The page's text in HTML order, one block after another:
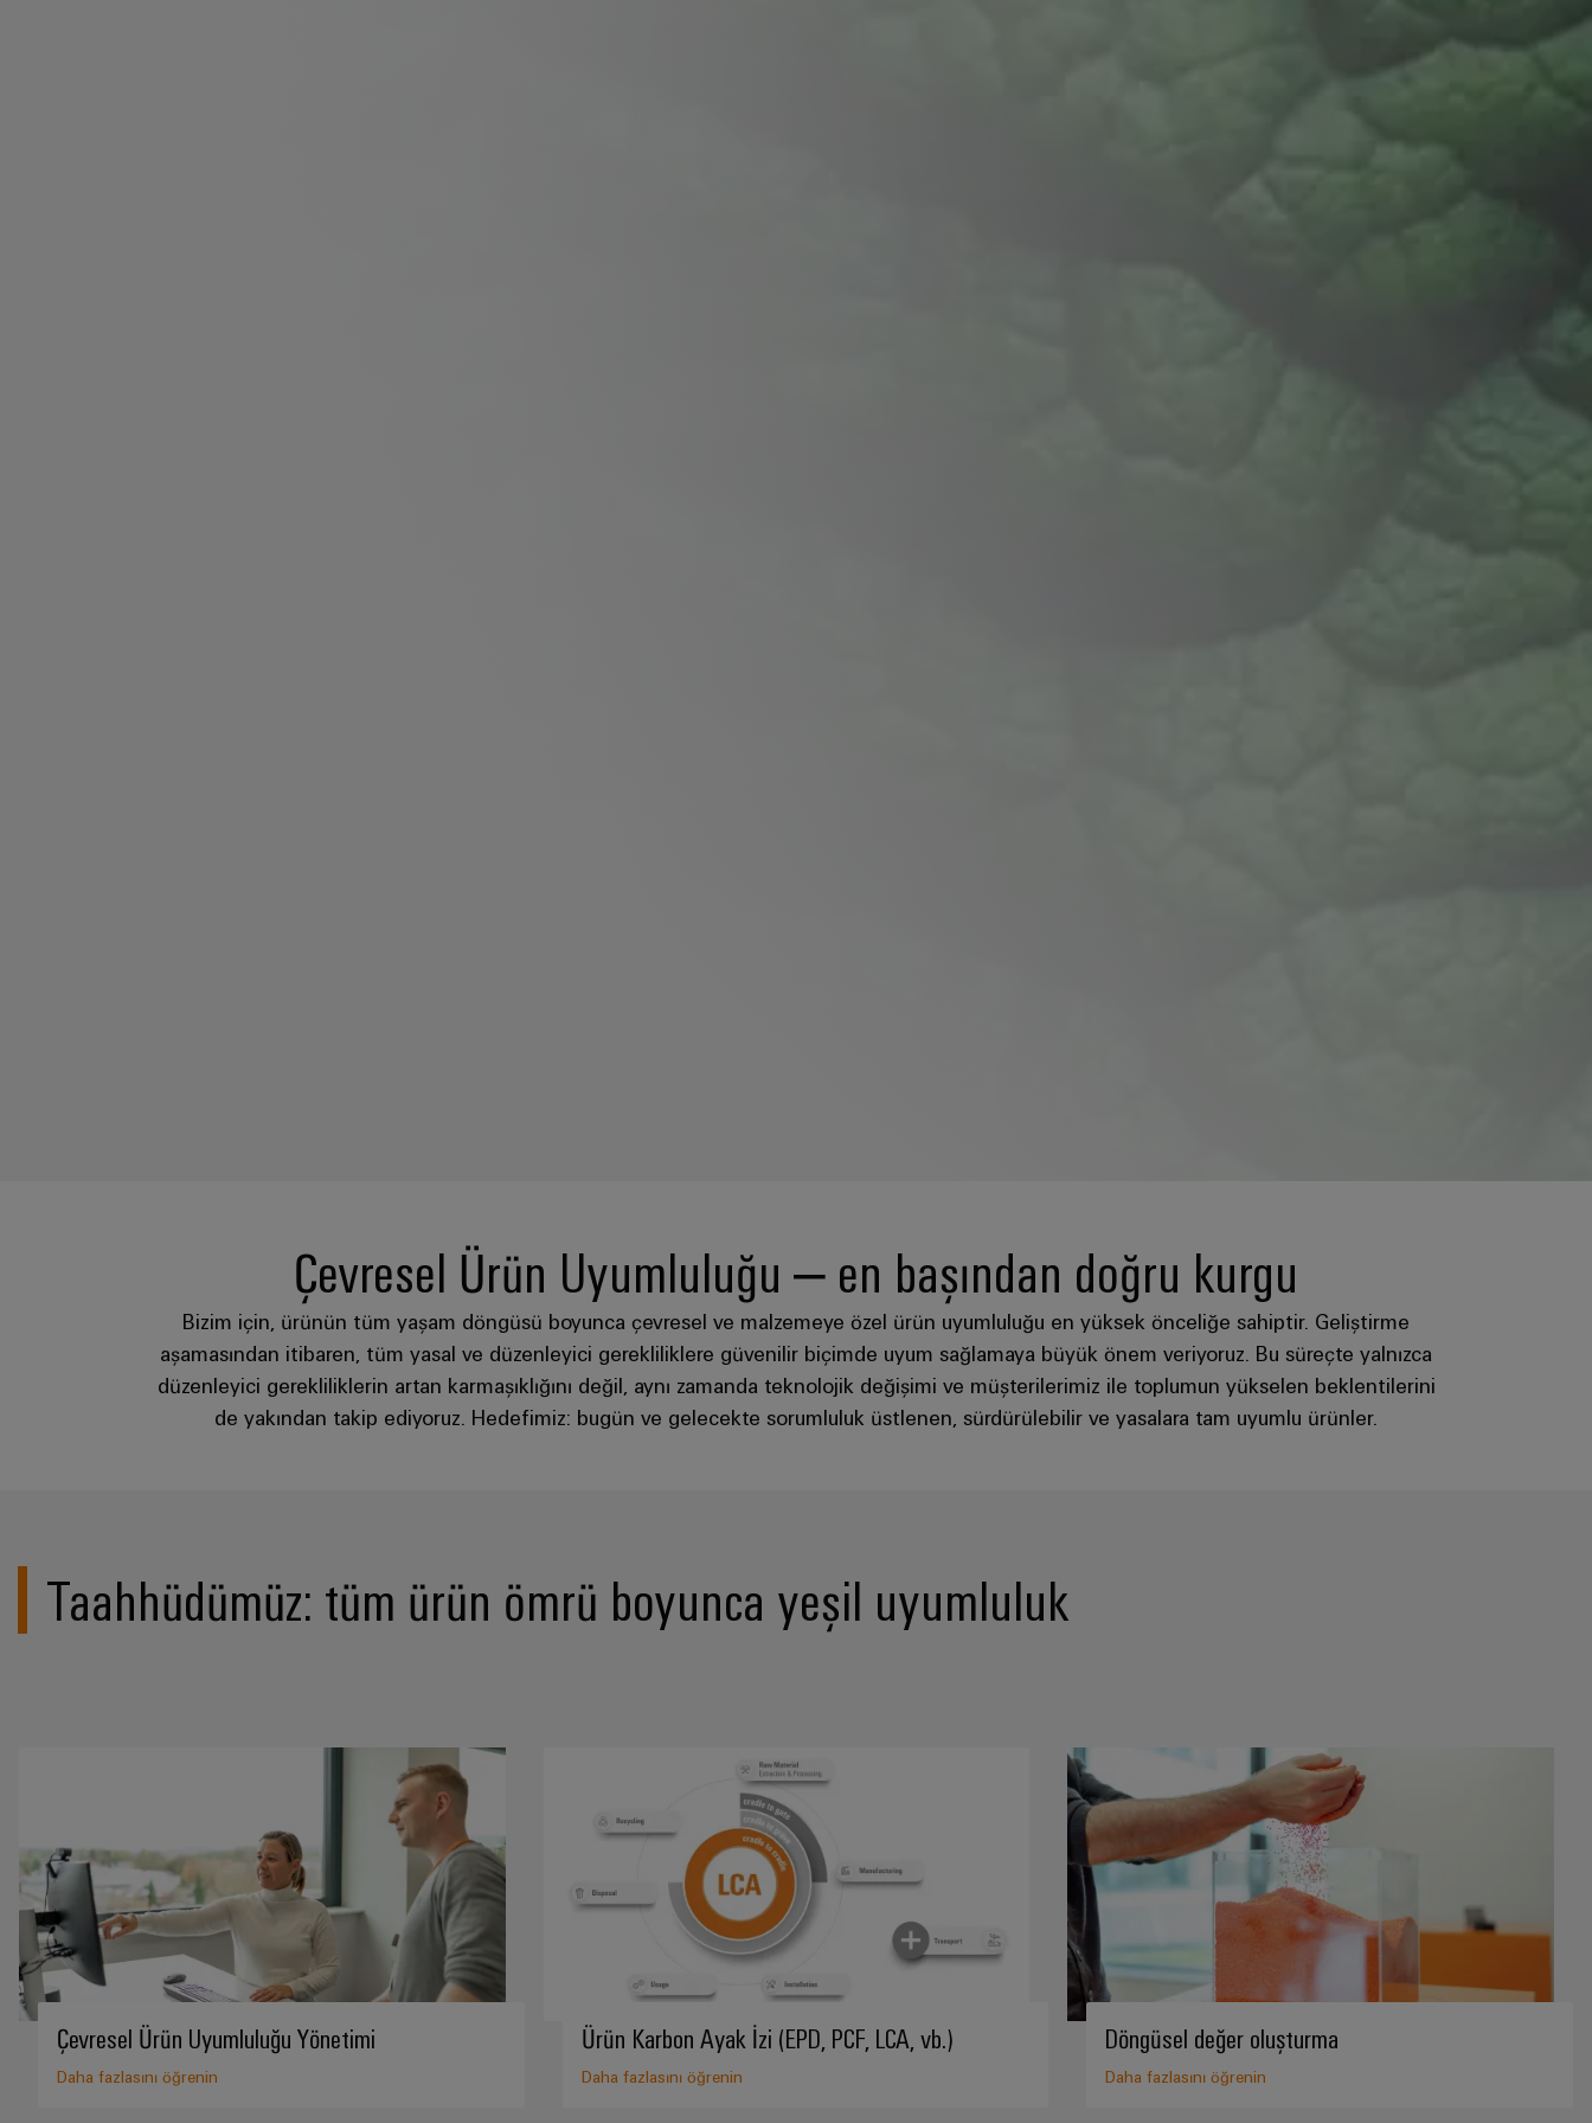
Çevresel Ürün Uyumluluğu – en başından doğru kurgu
Bizim için, ürünün tüm yaşam döngüsü boyunca çevresel ve malzemeye özel ürün uyumluluğu en yüksek önceliğe sahiptir. Geliştirme
aşamasından itibaren, tüm yasal ve düzenleyici gerekliliklere güvenilir biçimde uyum sağlamaya büyük önem veriyoruz. Bu süreçte yalnızca
düzenleyici gerekliliklerin artan karmaşıklığını değil, aynı zamanda teknolojik değişimi ve müşterilerimiz ile toplumun yükselen beklentilerini
de yakından takip ediyoruz. Hedefimiz: bugün ve gelecekte sorumluluk üstlenen, sürdürülebilir ve yasalara tam uyumlu ürünler.
Taahhüdümüz: tüm ürün ömrü boyunca yeşil uyumluluk
Çevresel Ürün Uyumluluğu Yönetimi
Daha fazlasını öğrenin
Ürün Karbon Ayak İzi (EPD, PCF, LCA, vb.)
Daha fazlasını öğrenin
Döngüsel değer oluşturma
Daha fazlasını öğrenin